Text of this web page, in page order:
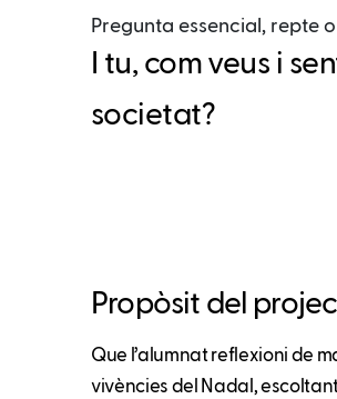
Pregunta essencial, repte
I tu, com veus i
societat?
Propòsit del
Que l’alumnat reflexioni de
vivències del Nadal,